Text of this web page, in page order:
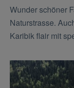
Wunder schöner
Naturstrasse.
Karibik flair mit